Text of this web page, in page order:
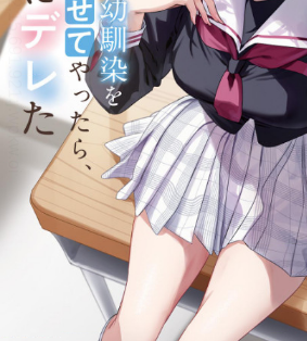
本文検索
本文内から文字を検索します。
リーダー設定
文字サイズ、エフェクトの変更などを行います。